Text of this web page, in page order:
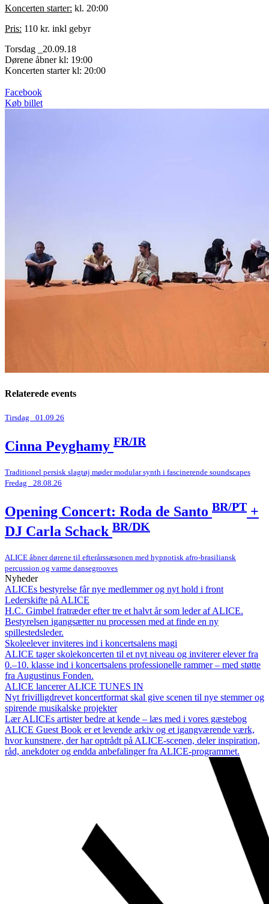
Koncerten starter: kl. 20:00
Pris: 110 kr. inkl gebyr
Torsdag _20.09.18
Dørene åbner kl: 19:00
Koncerten starter kl: 20:00
Facebook
Køb billet
Relaterede events
Tirsdag _01.09.26
Cinna Peyghamy FR/IR
Traditionel persisk slagtøj møder modular synth i fascinerende soundscapes
Fredag _28.08.26
Opening Concert: Roda de Santo BR/PT +
DJ Carla Schack BR/DK
ALICE åbner dørene til efterårssæsonen med hypnotisk afro-brasiliansk
percussion og varme dansegrooves
Nyheder
ALICEs bestyrelse får nye medlemmer og nyt hold i front
Lederskifte på ALICE
H.C. Gimbel fratræder efter tre et halvt år som leder af ALICE.
Bestyrelsen igangsætter nu processen med at finde en ny
spillestedsleder.
Skoleelever inviteres ind i koncertsalens magi
ALICE tager skolekoncerten til et nyt niveau og inviterer elever fra
0.–10. klasse ind i koncertsalens professionelle rammer – med støtte
fra Augustinus Fonden.
ALICE lancerer ALICE TUNES IN
Nyt frivilligdrevet koncertformat skal give scenen til nye stemmer og
spirende musikalske projekter
Lær ALICEs artister bedre at kende – læs med i vores gæstebog
ALICE Guest Book er et levende arkiv og et igangværende værk,
hvor kunstnere, der har optrådt på ALICE-scenen, deler inspiration,
råd, anekdoter og endda anbefalinger fra ALICE-programmet.